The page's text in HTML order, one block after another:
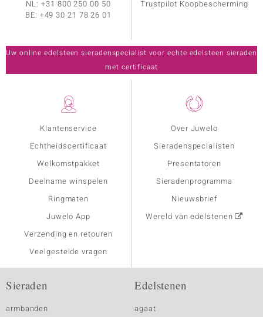
Klantenservice
Echtheidscertificaat
Welkomstpakket
Deelname winspelen
Ringmaten
Juwelo App
Verzending en retouren
Veelgestelde vragen
Over Juwelo
Sieradenspecialisten
Presentatoren
Sieradenprogramma
Nieuwsbrief
Wereld van edelstenen
NL:+31 800 250 00 50
BE: +49 30 21 78 26 01
Trustpilot Koopbescherming
Uw online edelsteen sieradenspecialist voor echte edelsteen sieraden
met certificaat
Sieraden
armbanden
Edelstenen
agaat